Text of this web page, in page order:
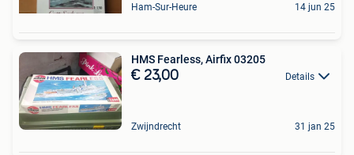
Ham-Sur-Heure 14 jun 25
HMS Fearless, Airfix 03205
€ 23,00 Details
Zwijndrecht 31 jan 25